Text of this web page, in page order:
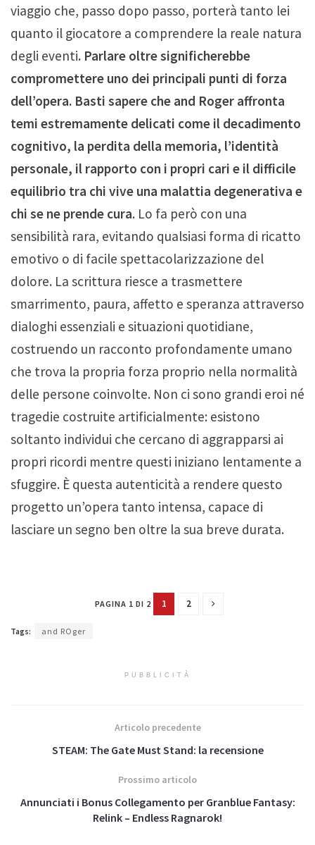
viaggio che, passo dopo passo, porterà tanto lei
quanto il giocatore a comprendere la reale natura
degli eventi. Parlare oltre significherebbe
compromettere uno dei principali punti di forza
dell’opera. Basti sapere che and Roger affronta
temi estremamente delicati come il decadimento
cognitivo, la perdita della memoria, l’identità
personale, il rapporto con i propri cari e il difficile
equilibrio tra chi vive una malattia degenerativa e
chi se ne prende cura. Lo fa però con una
sensibilità rara, evitando qualsiasi forma di ricatto
emotivo o di facile spettacolarizzazione del
dolore. La scrittura riesce a trasmettere
smarrimento, paura, affetto e speranza attraverso
dialoghi essenziali e situazioni quotidiane,
costruendo un racconto profondamente umano
che trova la propria forza proprio nella normalità
delle persone coinvolte. Non ci sono grandi eroi né
tragedie costruite artificialmente: esistono
soltanto individui che cercano di aggrapparsi ai
propri ricordi mentre questi iniziano lentamente a
sfuggire. È questa autenticità a rendere questo
progetto un’opera tanto intensa, capace di
lasciare un segno ben oltre la sua breve durata.
PAGINA 1 DI 2 1 2
Tags: and ROger
PUBBLICITÀ
Articolo precedente
STEAM: The Gate Must Stand: la recensione
Prossimo articolo
Annunciati i Bonus Collegamento per Granblue Fantasy:
Relink – Endless Ragnarok!